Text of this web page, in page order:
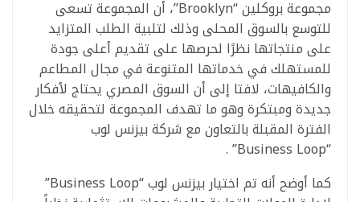
مجموعة بروكلين “Brooklyn”، أن المجموعة تسعى
للتوسع بالسوق المحلى وذلك لتلبية الطلب المتزايد
على منتجاتها نظرًا لحرصها على تقديم أعلى جودة
للمستهلك في خدماتها المتنوعة في مجال المطاعم
والكافيهات، لافتا إلى أن السوق المصري يحتاج لأفكار
جديدة ومبتكرة وهو ما تهدف المجموعة لتحقيقه خلال
الفترة المقبلة بالتعاون مع شركة بيزنس لوب
“Business Loop” .
كما أوضح أنه تم اختيار بيزنس لوب “Business Loop”